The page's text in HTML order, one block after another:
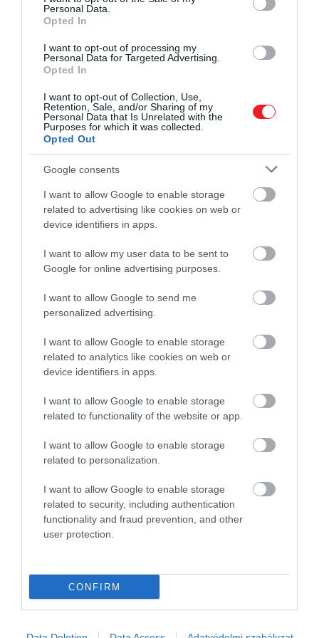
Personal Data.
Opted In
I want to opt-out of processing my
Personal Data for Targeted Advertising.
Opted In
I want to opt-out of Collection, Use,
Retention, Sale, and/or Sharing of my
Personal Data that Is Unrelated with the
Purposes for which it was collected.
Opted Out
Google consents
I want to allow Google to enable storage
related to advertising like cookies on web or
device identifiers in apps.
I want to allow my user data to be sent to
Google for online advertising purposes.
I want to allow Google to send me
personalized advertising.
I want to allow Google to enable storage
related to analytics like cookies on web or
device identifiers in apps.
I want to allow Google to enable storage
related to functionality of the website or app.
I want to allow Google to enable storage
related to personalization.
I want to allow Google to enable storage
related to security, including authentication
functionality and fraud prevention, and other
user protection.
CONFIRM
A felfedezések azonban az óceán igazán sötét
oldalát is megmutatták. A mélytengeri felvételeken
műanyag hulladék, halászhálók, sőt egy koreai
feliratú VHS-kazetta is feltűnt, ami jól mutatja,
hogy az emberi szennyezés a bolygó
legeldugottabb pontjait sem kerüli el. A kutatók
extrém élőhelyek rendkívül sérülékenyek.
Ha tovább olvasnál:
saját öregedését
A kutatócsoport hangsúlyozta: minden egyes ilyen
expedíció emlékeztet arra, hogy az óceán élővilága
szárazföldé, miközben a Föld élhető terének közel
98 százaléka a tengerekhez kötődik. A most
begyűjtött minták és felvételek évekig
szolgáltatnak majd adatokat, miközben újabb
kérdéseket vetnek fel arról, mennyi felfedeznivaló
Olvasd el ezt is!
Egész pontosan hány óceán van a
Földön? A tudósok sem képesek
egy új óceánt